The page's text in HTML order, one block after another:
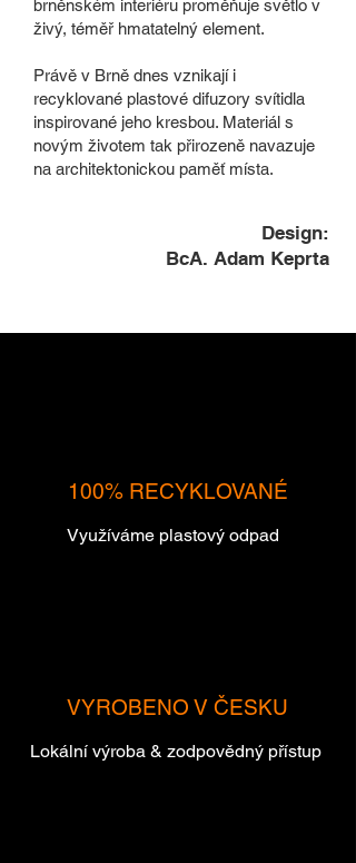
Design:
BcA. Adam Keprta
brněnském interiéru proměňuje světlo v
živý, téměř hmatatelný element.
Právě v Brně dnes vznikají i
recyklované plastové difuzory svítidla
inspirované jeho kresbou. Materiál s
novým životem tak přirozeně navazuje
na architektonickou paměť místa.
100% RECYKLOVANÉ
Využíváme plastový odpad
VYROBENO V ČESKU
Lokální výroba & zodpovědný přístup